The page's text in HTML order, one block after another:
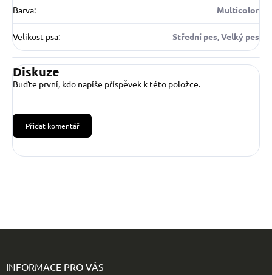
Barva: Multicolor
Velikost psa: Střední pes, Velký pes
Diskuze
Buďte první, kdo napíše příspěvek k této položce.
Přidat komentář
INFORMACE PRO VÁS